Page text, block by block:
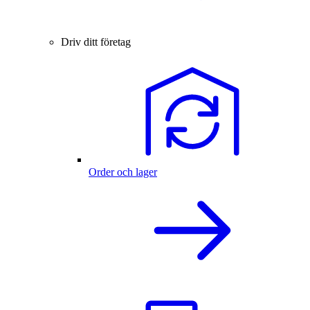
Driv ditt företag
Order och lager